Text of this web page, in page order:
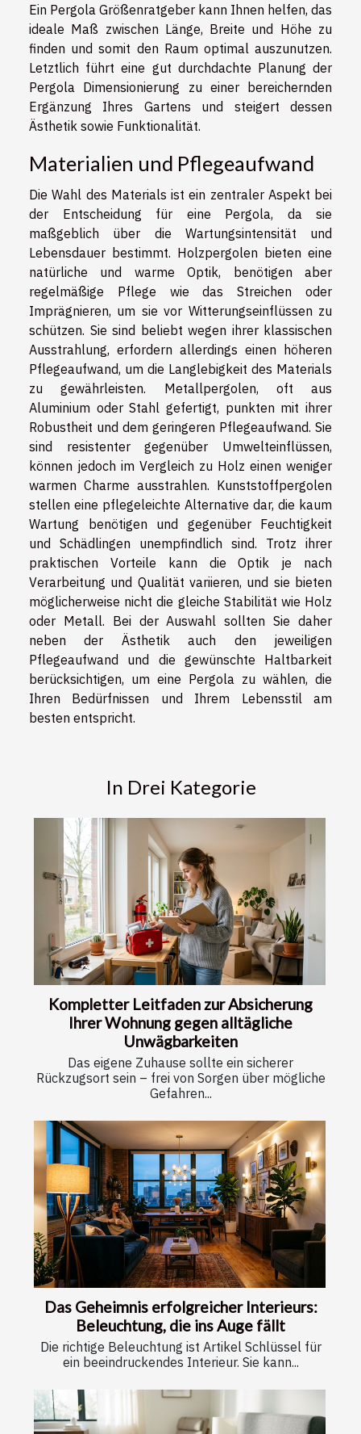
Ein Pergola Größenratgeber kann Ihnen helfen, das
ideale Maß zwischen Länge, Breite und Höhe zu
finden und somit den Raum optimal auszunutzen.
Letztlich führt eine gut durchdachte Planung der
Pergola Dimensionierung zu einer bereichernden
Ergänzung Ihres Gartens und steigert dessen
Ästhetik sowie Funktionalität.
Materialien und Pflegeaufwand
Die Wahl des Materials ist ein zentraler Aspekt bei
der Entscheidung für eine Pergola, da sie
maßgeblich über die Wartungsintensität und
Lebensdauer bestimmt. Holzpergolen bieten eine
natürliche und warme Optik, benötigen aber
regelmäßige Pflege wie das Streichen oder
Imprägnieren, um sie vor Witterungseinflüssen zu
schützen. Sie sind beliebt wegen ihrer klassischen
Ausstrahlung, erfordern allerdings einen höheren
Pflegeaufwand, um die Langlebigkeit des Materials
zu gewährleisten. Metallpergolen, oft aus
Aluminium oder Stahl gefertigt, punkten mit ihrer
Robustheit und dem geringeren Pflegeaufwand. Sie
sind resistenter gegenüber Umwelteinflüssen,
können jedoch im Vergleich zu Holz einen weniger
warmen Charme ausstrahlen. Kunststoffpergolen
stellen eine pflegeleichte Alternative dar, die kaum
Wartung benötigen und gegenüber Feuchtigkeit
und Schädlingen unempfindlich sind. Trotz ihrer
praktischen Vorteile kann die Optik je nach
Verarbeitung und Qualität variieren, und sie bieten
möglicherweise nicht die gleiche Stabilität wie Holz
oder Metall. Bei der Auswahl sollten Sie daher
neben der Ästhetik auch den jeweiligen
Pflegeaufwand und die gewünschte Haltbarkeit
berücksichtigen, um eine Pergola zu wählen, die
Ihren Bedürfnissen und Ihrem Lebensstil am
besten entspricht.
In Drei Kategorie
Kompletter Leitfaden zur Absicherung
Ihrer Wohnung gegen alltägliche
Unwägbarkeiten
Das eigene Zuhause sollte ein sicherer
Rückzugsort sein – frei von Sorgen über mögliche
Gefahren...
Das Geheimnis erfolgreicher Interieurs:
Beleuchtung, die ins Auge fällt
Die richtige Beleuchtung ist Artikel Schlüssel für
ein beeindruckendes Interieur. Sie kann...